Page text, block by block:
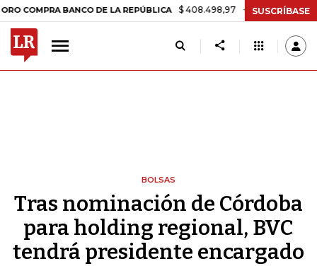
BANCO DE LA REPÚBLICA $ 408.498,97 +$ 8.753,81 +2,19%
SUSCRÍBASE
BOLSAS
Tras nominación de Córdoba
para holding regional, BVC
tendrá presidente encargado